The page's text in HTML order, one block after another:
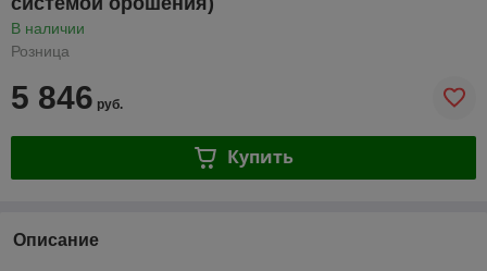
В наличии
Розница
5 846 руб.
Купить
Описание